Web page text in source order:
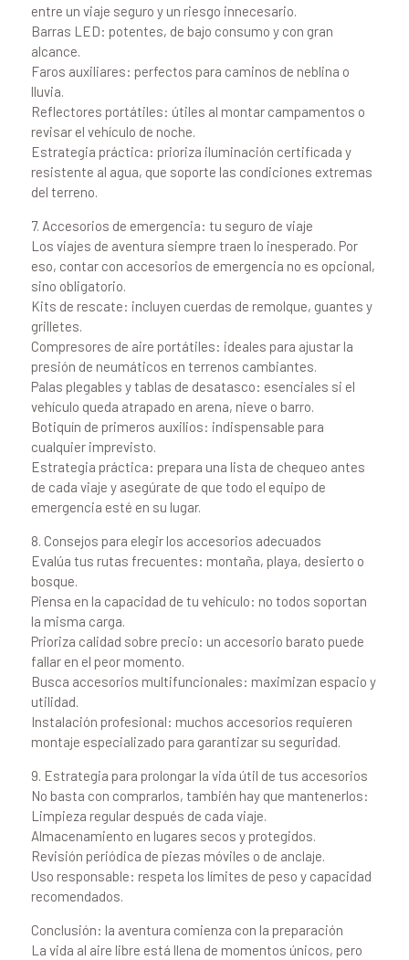
entre un viaje seguro y un riesgo innecesario.
Barras LED: potentes, de bajo consumo y con gran
alcance.
Faros auxiliares: perfectos para caminos de neblina o
lluvia.
Reflectores portátiles: útiles al montar campamentos o
revisar el vehículo de noche.
Estrategia práctica: prioriza iluminación certificada y
resistente al agua, que soporte las condiciones extremas
del terreno.
7. Accesorios de emergencia: tu seguro de viaje
Los viajes de aventura siempre traen lo inesperado. Por
eso, contar con accesorios de emergencia no es opcional,
sino obligatorio.
Kits de rescate: incluyen cuerdas de remolque, guantes y
grilletes.
Compresores de aire portátiles: ideales para ajustar la
presión de neumáticos en terrenos cambiantes.
Palas plegables y tablas de desatasco: esenciales si el
vehículo queda atrapado en arena, nieve o barro.
Botiquín de primeros auxilios: indispensable para
cualquier imprevisto.
Estrategia práctica: prepara una lista de chequeo antes
de cada viaje y asegúrate de que todo el equipo de
emergencia esté en su lugar.
8. Consejos para elegir los accesorios adecuados
Evalúa tus rutas frecuentes: montaña, playa, desierto o
bosque.
Piensa en la capacidad de tu vehículo: no todos soportan
la misma carga.
Prioriza calidad sobre precio: un accesorio barato puede
fallar en el peor momento.
Busca accesorios multifuncionales: maximizan espacio y
utilidad.
Instalación profesional: muchos accesorios requieren
montaje especializado para garantizar su seguridad.
9. Estrategia para prolongar la vida útil de tus accesorios
No basta con comprarlos, también hay que mantenerlos:
Limpieza regular después de cada viaje.
Almacenamiento en lugares secos y protegidos.
Revisión periódica de piezas móviles o de anclaje.
Uso responsable: respeta los límites de peso y capacidad
recomendados.
Conclusión: la aventura comienza con la preparación
La vida al aire libre está llena de momentos únicos, pero